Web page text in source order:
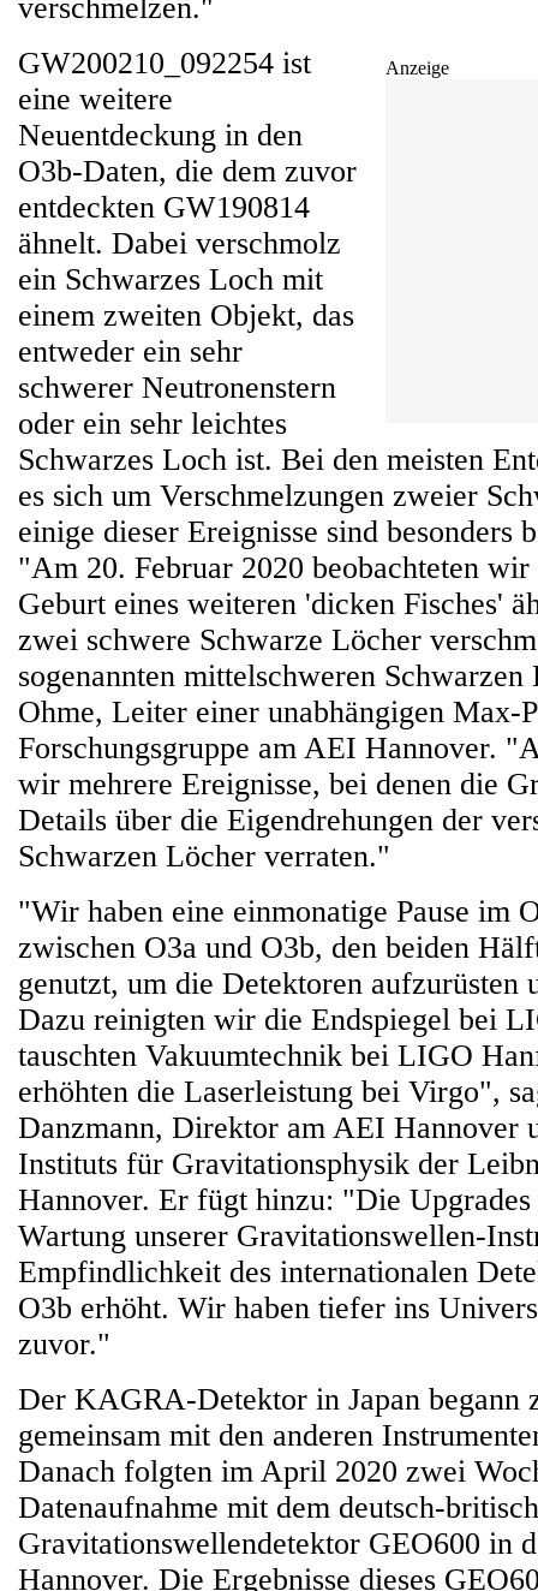
verschmelzen."
Anzeige
GW200210_092254 ist
eine weitere
Neuentdeckung in den
O3b-Daten, die dem zuvor
entdeckten GW190814
ähnelt. Dabei verschmolz
ein Schwarzes Loch mit
einem zweiten Objekt, das
entweder ein sehr
schwerer Neutronenstern
oder ein sehr leichtes
Schwarzes Loch ist. Bei den meisten
es sich um Verschmelzungen zweier
einige dieser Ereignisse sind besonders
"Am 20. Februar 2020 beobachteten
Geburt eines weiteren 'dicken Fisches'
zwei schwere Schwarze Löcher
sogenannten mittelschweren
Ohme, Leiter einer unabhängigen Max-
Forschungsgruppe am AEI Hannover.
wir mehrere Ereignisse, bei denen die
Details über die Eigendrehungen der
Schwarzen Löcher verraten."
"Wir haben eine einmonatige Pause im
zwischen O3a und O3b, den beiden
genutzt, um die Detektoren aufzurüsten
Dazu reinigten wir die Endspiegel bei
tauschten Vakuumtechnik bei LIGO
erhöhten die Laserleistung bei Virgo",
Danzmann, Direktor am AEI Hannover
Instituts für Gravitationsphysik der
Hannover. Er fügt hinzu: "Die Upgrades
Wartung unserer Gravitationswellen-
Empfindlichkeit des internationalen
O3b erhöht. Wir haben tiefer ins
zuvor."
Der KAGRA-Detektor in Japan begann
gemeinsam mit den anderen
Danach folgten im April 2020 zwei
Datenaufnahme mit dem deutsch-
Gravitationswellendetektor GEO600 in
Hannover. Die Ergebnisse dieses